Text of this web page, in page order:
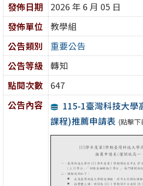
發佈日期
2026 年 6 月 05 日
發佈單位
教學組
公告類別
重要公告
公告等級
轉知
點閱次數
647
公告內容
115-1臺灣科技大學
課程)推薦申請表 (點擊